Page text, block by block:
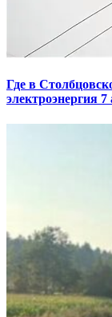
Где в
электроэнергия 7